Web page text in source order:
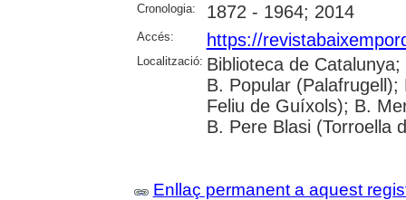
Cronologia: 1872 - 1964; 2014
Accés: https://
Localització: Biblioteca de
B. Popular
Feliu de Guíxols); B.
B. Pere Blasi (Torroella
Enllaç permanent a aquest